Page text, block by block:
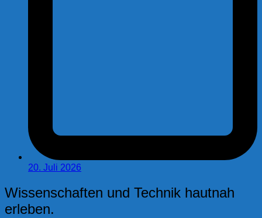
20. Juli 2026
Wissenschaften und Technik hautnah
erleben.